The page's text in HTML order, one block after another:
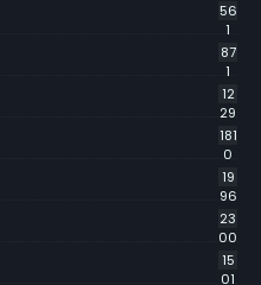
56
1
87
1
12
29
181
0
19
96
23
00
15
01